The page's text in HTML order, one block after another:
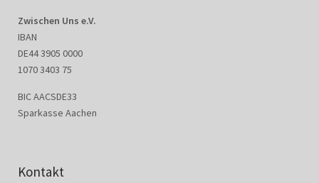
Zwischen Uns e.V.
IBAN
DE44 3905 0000
1070 3403 75
BIC AACSDE33
Sparkasse Aachen
Kontakt